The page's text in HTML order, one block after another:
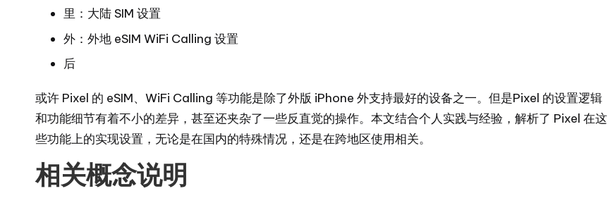
里：大陆 SIM 设置
外：外地 eSIM WiFi Calling 设置
后
或许 Pixel 的 eSIM、WiFi Calling 等功能是除了外版 iPhone 外支持最好的设备之一。但是Pixel 的设置逻辑
和功能细节有着不小的差异，甚至还夹杂了一些反直觉的操作。本文结合个人实践与经验，解析了 Pixel 在这
些功能上的实现设置，无论是在国内的特殊情况，还是在跨地区使用相关。
相关概念说明